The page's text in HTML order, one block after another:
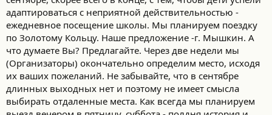
адаптироваться с неприятной действительностью -
ежедневное посещение школы. Мы планируем поездку
по Золотому Кольцу. Наше предложение -г. Мышкин. А
что думаете Вы? Предлагайте. Через две недели мы
(Организаторы) окончательно определим место, исходя
их ваших пожеланий. Не забывайте, что в сентябре
длинных выходных нет и поэтому не имеет смысла
выбирать отдаленные места. Как всегда мы планируем